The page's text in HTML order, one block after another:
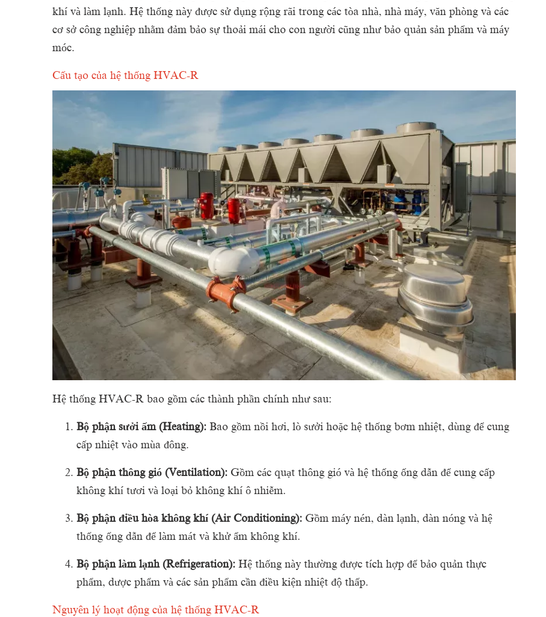
khí và làm lạnh. Hệ thống này được sử dụng rộng rãi trong các tòa nhà, nhà máy, văn phòng và các
cơ sở công nghiệp nhằm đảm bảo sự thoải mái cho con người cũng như bảo quản sản phẩm và máy
móc.
Cấu tạo của hệ thống HVAC-R
Hệ thống HVAC-R bao gồm các thành phần chính như sau:
Bộ phận sưởi ấm (Heating): Bao gồm nồi hơi, lò sưởi hoặc hệ thống bơm nhiệt, dùng để cung
cấp nhiệt vào mùa đông.
Bộ phận thông gió (Ventilation): Gồm các quạt thông gió và hệ thống ống dẫn để cung cấp
không khí tươi và loại bỏ không khí ô nhiễm.
Bộ phận điều hòa không khí (Air Conditioning): Gồm máy nén, dàn lạnh, dàn nóng và hệ
thống ống dẫn để làm mát và khử ẩm không khí.
Bộ phận làm lạnh (Refrigeration): Hệ thống này thường được tích hợp để bảo quản thực
phẩm, dược phẩm và các sản phẩm cần điều kiện nhiệt độ thấp.
Nguyên lý hoạt động của hệ thống HVAC-R